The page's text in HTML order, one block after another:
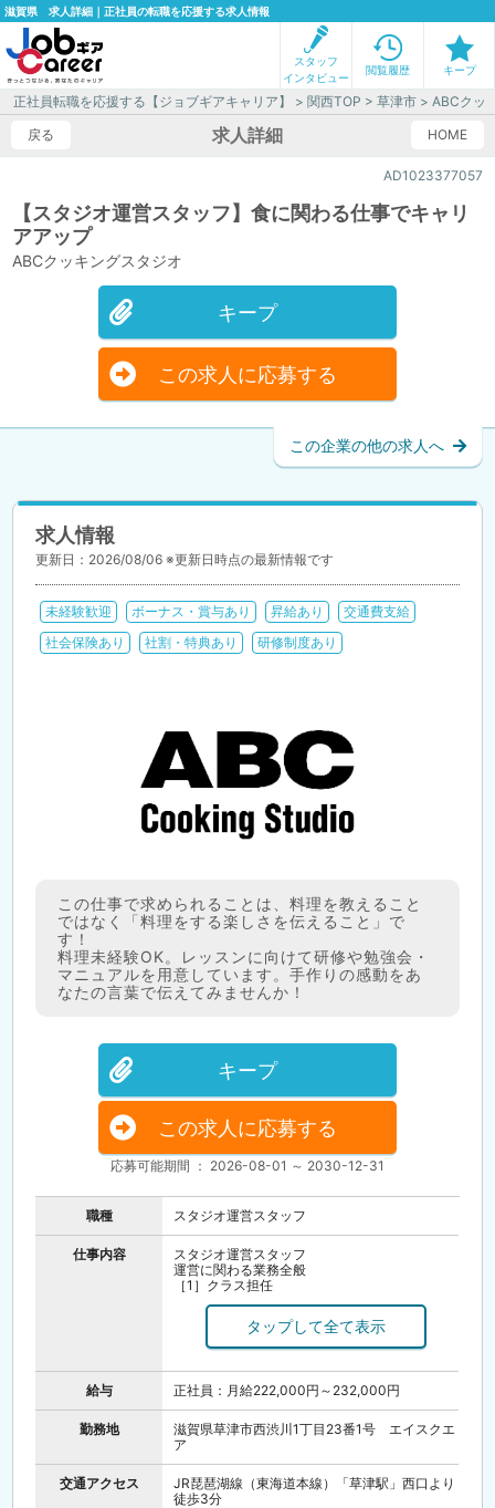
滋賀県 求人詳細｜正社員の転職を応援する求人情報
スタッフ
インタビュー
閲覧履歴 キープ
正社員転職を応援する【ジョブギアキャリア】 >関西TOP >草津市 > ABCクッ
戻る
HOME
求人詳細
AD1023377057
【スタジオ運営スタッフ】食に関わる仕事でキャリ
アアップ
ABCクッキングスタジオ
キープ
この求人に応募する
この企業の他の求人へ
求人情報
更新日：2026/08/06 ※更新日時点の最新情報です
未経験歓迎 ボーナス・賞与あり 昇給あり
交通費支給
社会保険あり
社割・特典あり 研修制度あり
この仕事で求められることは、料理を教えること
ではなく「料理をする楽しさを伝えること」で
す！
料理未経験OK。レッスンに向けて研修や勉強会・
マニュアルを用意しています。手作りの感動をあ
なたの言葉で伝えてみませんか！
キープ
この求人に応募する
応募可能期間 ： 2026-08-01 ～ 2030-12-31
職種 スタジオ運営スタッフ
仕事内容
スタジオ運営スタッフ
運営に関わる業務全般
［1］クラス担任
［2］生徒集客・受講管理
［3］授業開講
［4］スタジオ運営に関わる業務
給与 正社員：月給222,000円～232,000円
勤務地
滋賀県草津市西渋川1丁目23番1号 エイスクエ
ア
交通アクセス
JR琵琶湖線（東海道本線）「草津駅」西口より
徒歩3分